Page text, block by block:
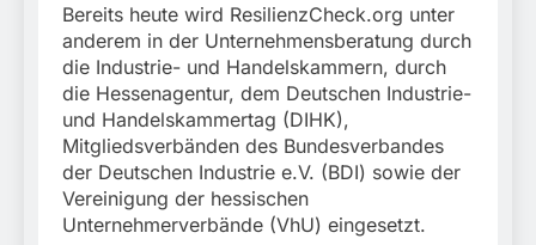
Bereits heute wird ResilienzCheck.org unter
anderem in der Unternehmensberatung durch
die Industrie- und Handelskammern, durch
die Hessenagentur, dem Deutschen Industrie-
und Handelskammertag (DIHK),
Mitgliedsverbänden des Bundesverbandes
der Deutschen Industrie e.V. (BDI) sowie der
Vereinigung der hessischen
Unternehmerverbände (VhU) eingesetzt.